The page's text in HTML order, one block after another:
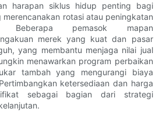
harapan siklus hidup penting bagi
merencanakan rotasi atau peningkatan
Beberapa pemasok mapan
merek yang kuat dan pasar
yang membantu menjaga nilai jual
menawarkan program perbaikan
tambah yang mengurangi biaya
ketersediaan dan harga
sebagai bagian dari strategi